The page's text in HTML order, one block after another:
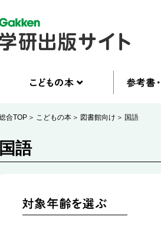
合TOP こどもの本 図書館向け 国語
国語